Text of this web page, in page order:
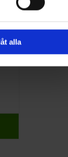
alla